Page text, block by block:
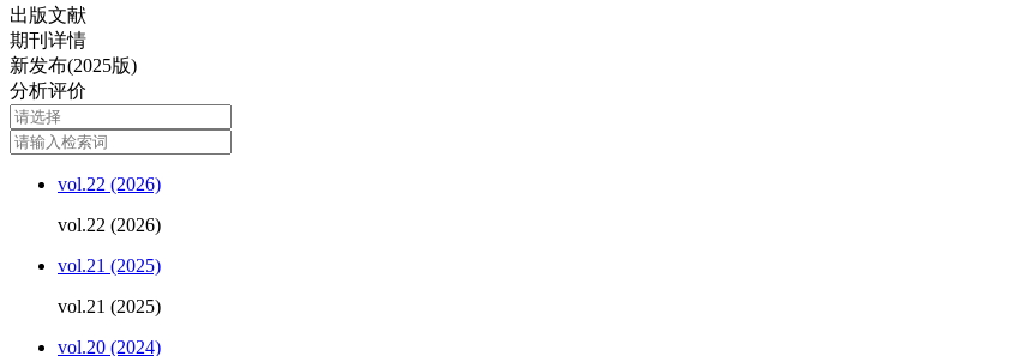
出版文献
期刊详情
新发布(2025版)
分析评价
vol.22 (2026)
vol.22 (2026)
vol.21 (2025)
vol.21 (2025)
vol.20 (2024)